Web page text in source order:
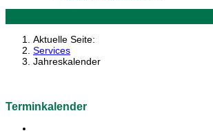
Aktuelle Seite:
Services
Jahreskalender
Terminkalender